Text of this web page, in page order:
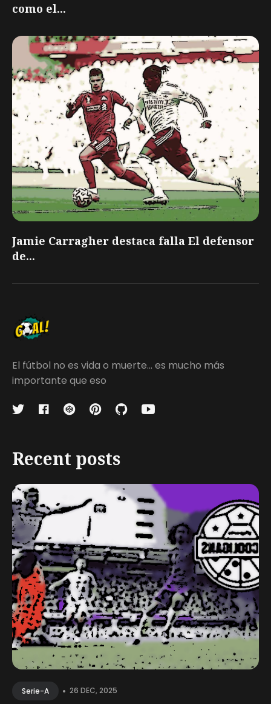
como el...
Jamie Carragher destaca falla El defensor
de...
El fútbol no es vida o muerte... es mucho más
importante que eso
Recent posts
Serie-A • 26 DEC, 2025